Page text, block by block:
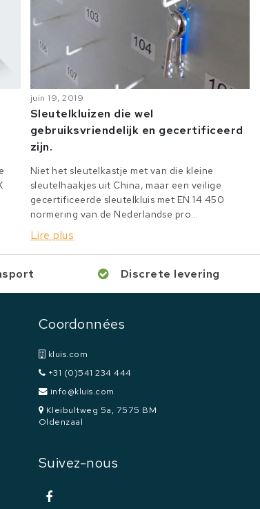
juin 19, 2019
Sleutelkluizen die wel
gebruiksvriendelijk en gecertificeerd
zijn.
Niet het sleutelkastje met van die kleine
sleutelhaakjes uit China, maar een veilige
gecertificeerde sleutelkluis met EN 14 450
normering van de Nederlandse pro...
Lire plus
Discrete levering
Coordonnées
kluis.com
+31 (0)541 234 444
info@kluis.com
Kleibultweg 5a, 7575 BM
Oldenzaal
Suivez-nous